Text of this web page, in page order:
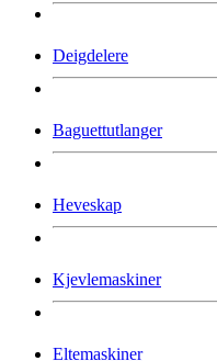
Deigdelere
Baguettutlanger
Heveskap
Kjevlemaskiner
Eltemaskiner